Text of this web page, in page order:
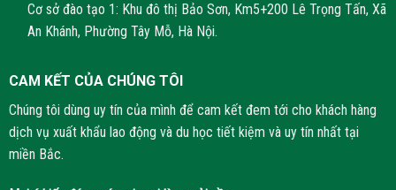
Cơ sở đào tạo 1: Khu đô thị Bảo Sơn, Km5+200 Lê Trọng Tấn, Xã
An Khánh, Phường Tây Mỗ, Hà Nội.
CAM KẾT CỦA CHÚNG TÔI
Chúng tôi dùng uy tín của mình để cam kết đem tới cho khách hàng
dịch vụ xuất khẩu lao động và du học tiết kiệm và uy tín nhất tại
miền Bắc.